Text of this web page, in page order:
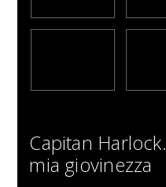
Capitan
mia giovinezza